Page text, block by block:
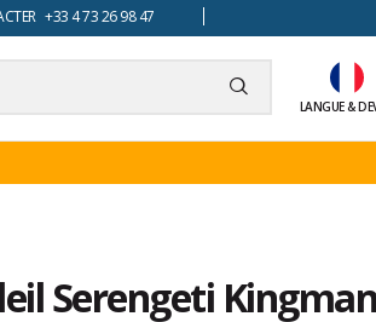
+33 4 73 26 98 47
LANGUE &
Serengeti